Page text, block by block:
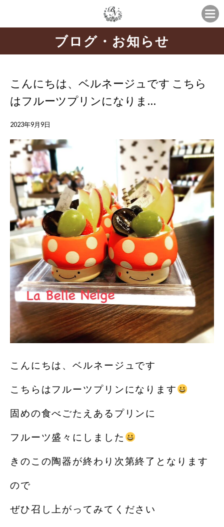
ブログ・お知らせ
こんにちは、ベルネージュです こちら
はフルーツプリンになりま…
2023年9月9日
こんにちは、ベルネージュです
こちらはフルーツプリンになります
固めの食べごたえあるプリンに
フルーツ盛々にしました
きのこの陶器が終わり次第終了となります
ので
ぜひ召し上がってみてください